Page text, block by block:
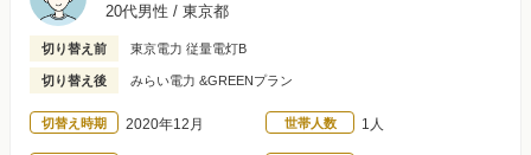
20代男性 / 東京都
切り替え前 東京電力 従量電灯B
切り替え後 みらい電力 &GREENプラン
切替え時期 2020年12月 世帯人数 1人